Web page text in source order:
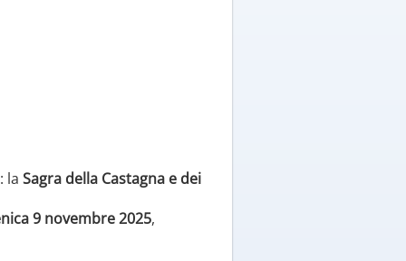
la Sagra della Castagna e dei
9 novembre 2025,